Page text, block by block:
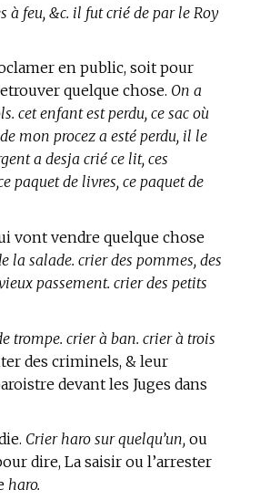
à feu, &c. il fut crié de par le Roy
en public, soit pour
quelque chose. On a
cet enfant est perdu, ce sac où
mon procez a esté perdu, il le
a desja crié ce lit, ces
paquet de livres, ce paquet de
vont vendre quelque chose
la salade. crier des pommes, des
passement. crier des petits
trompe. crier à ban. crier à trois
des criminels, & leur
devant les Juges dans
Crier haro sur quelqu’un, ou
dire, La saisir ou l’arrester
haro.